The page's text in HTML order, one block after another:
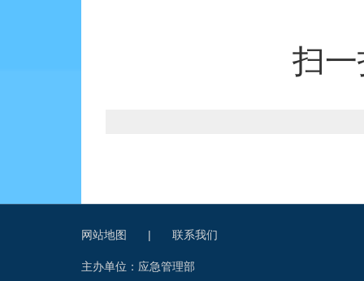
扫
网站地图 | 联系我们
主办单位：应急管理部